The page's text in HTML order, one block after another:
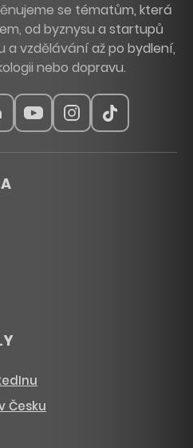
se tématům, která
od byznysu a startupů
a vzdělávání až po bydlení,
nebo dopravu.
Česku